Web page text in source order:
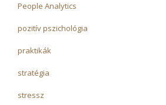
People Analytics
pozitív pszichológia
praktikák
stratégia
stressz